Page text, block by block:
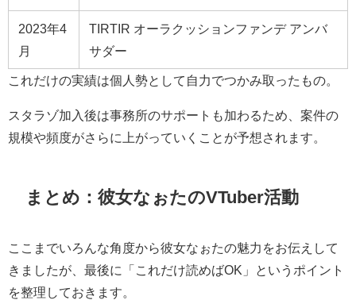
2023年4
月
TIRTIR オーラクッションファンデ アンバ
サダー
これだけの実績は個人勢として自力でつかみ取ったもの。
スタラゾ加入後は事務所のサポートも加わるため、案件の
規模や頻度がさらに上がっていくことが予想されます。
まとめ：彼女なぉたのVTuber活動
ここまでいろんな角度から彼女なぉたの魅力をお伝えして
きましたが、最後に「これだけ読めばOK」というポイント
を整理しておきます。